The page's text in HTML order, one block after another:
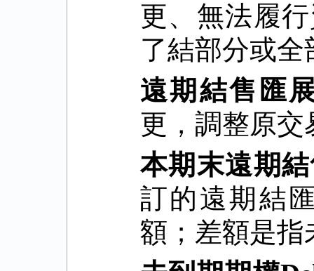
更、無法履
了結部分或
遠期結售匯
更，調整原
本期末遠期
訂的遠期結
額；差額是指